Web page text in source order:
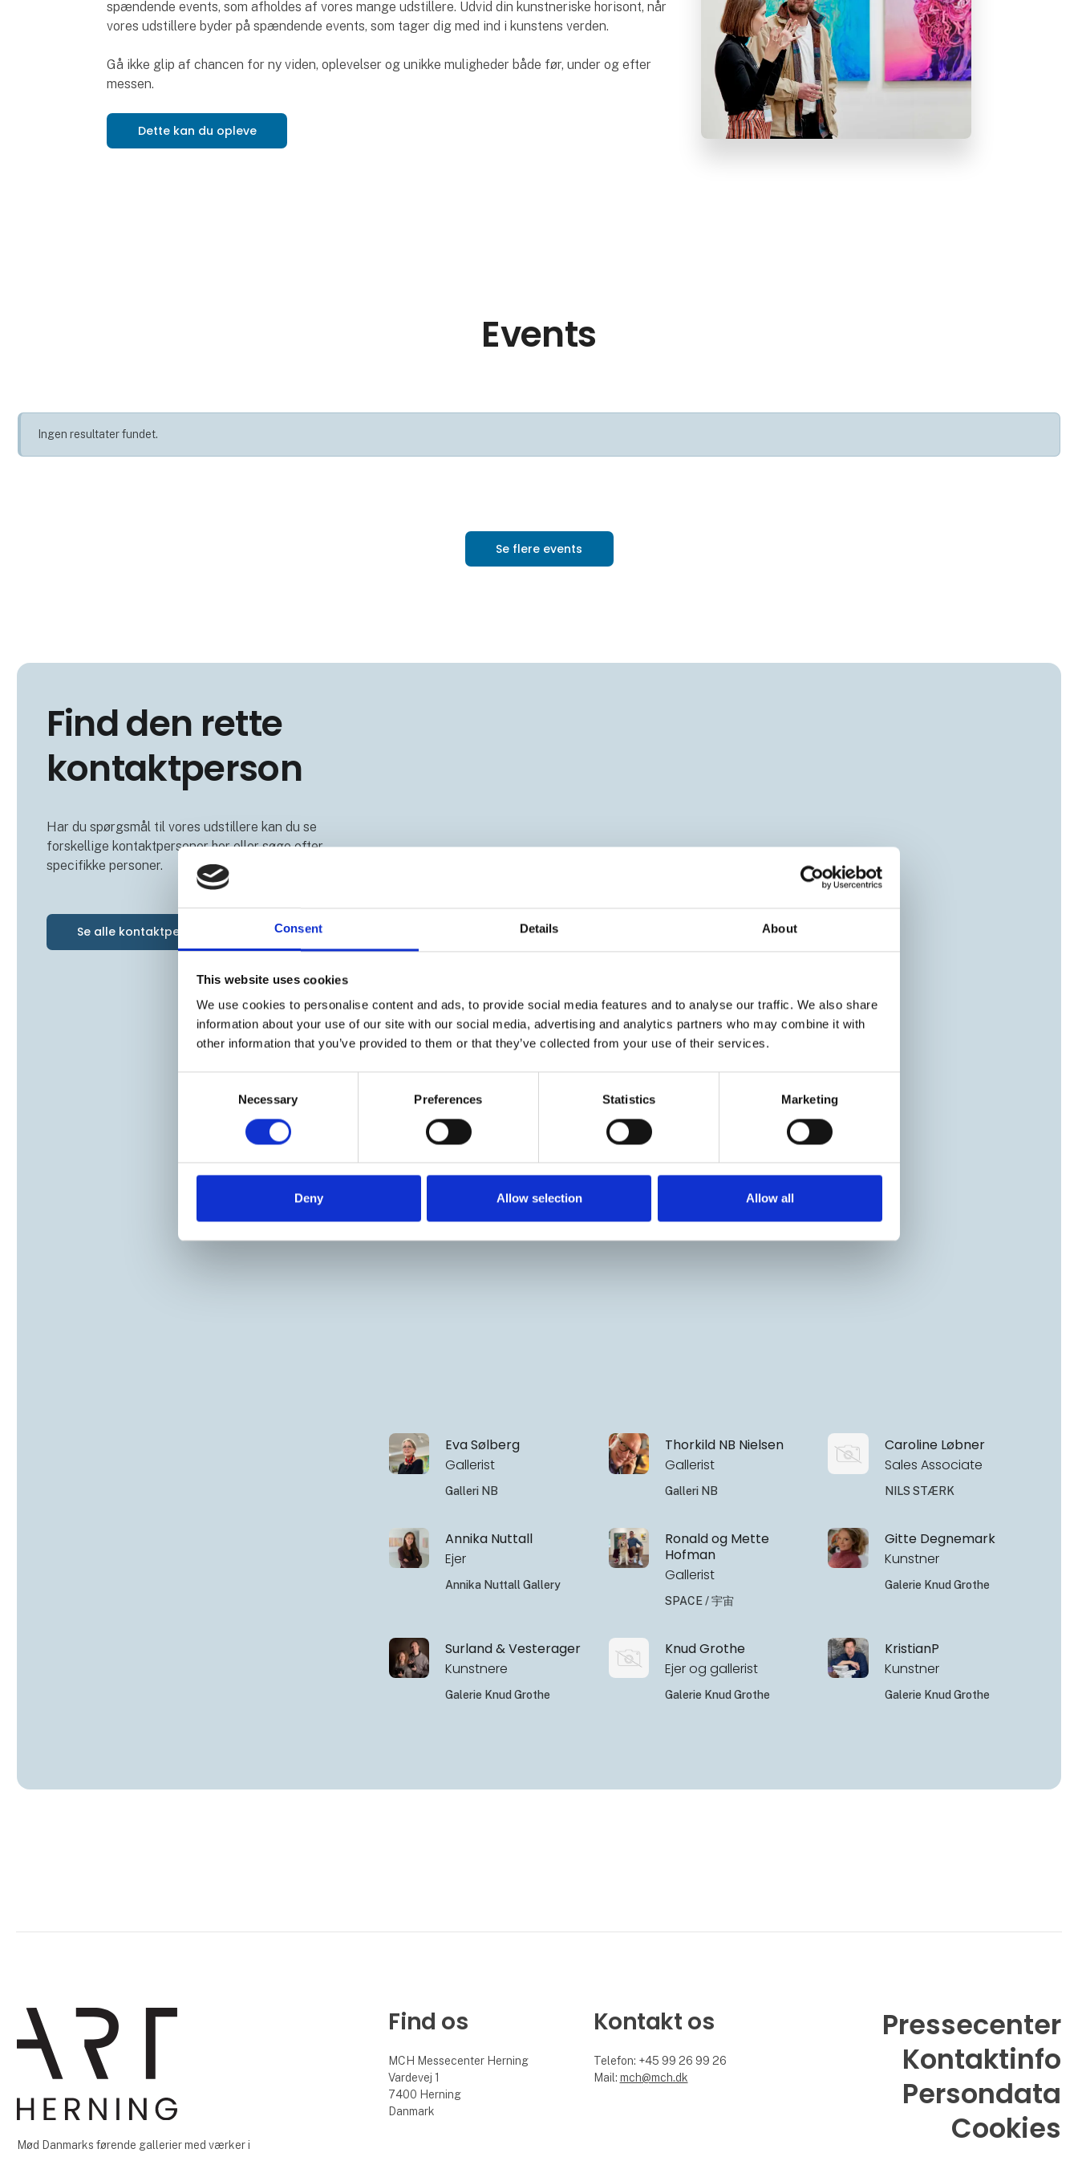
Consent Details About
This website uses cookies
We use cookies to personalise content and ads, to provide social media features and to analyse our traffic. We also share
information about your use of our site with our social media, advertising and analytics partners who may combine it with
other information that you’ve provided to them or that they’ve collected from your use of their services.
Necessary Preferences Statistics Marketing
Deny Allow selection Allow all
spændende events, som afholdes af vores mange udstillere. Udvid din kunstneriske horisont, når
vores udstillere byder på spændende events, som tager dig med ind i kunstens verden.
Gå ikke glip af chancen for ny viden, oplevelser og unikke muligheder både før, under og efter
messen.
Dette kan du opleve
Events
Ingen resultater fundet.
Se flere events
Find den rette
kontaktperson
Har du spørgsmål til vores udstillere kan du se
forskellige kontaktpersoner her eller søge efter
specifikke personer.
Se alle kontaktpersoner
Eva Sølberg
Gallerist
Galleri NB
Thorkild NB Nielsen
Gallerist
Galleri NB
Caroline Løbner
Sales Associate
NILS STÆRK
Annika Nuttall
Ejer
Annika Nuttall Gallery
Ronald og Mette
Hofman
Gallerist
SPACE / 宇宙
Gitte Degnemark
Kunstner
Galerie Knud Grothe
Surland & Vesterager
Kunstnere
Galerie Knud Grothe
Knud Grothe
Ejer og gallerist
Galerie Knud Grothe
KristianP
Kunstner
Galerie Knud Grothe
Mød Danmarks førende gallerier med værker i
Find os
MCH Messecenter Herning
Vardevej 1
7400 Herning
Danmark
Kontakt os
Telefon: +45 99 26 99 26
Mail: mch@mch.dk
Pressecenter
Kontaktinfo
Persondata
Cookies